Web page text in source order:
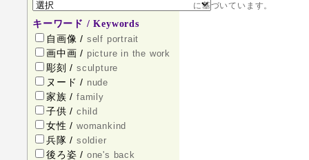
キーワード / Keywords
自画像 / self portrait
画中画 / picture in the work
彫刻 / sculpture
ヌード / nude
家族 / family
子供 / child
女性 / womankind
兵隊 / soldier
後ろ姿 / one's back
に基づいています。